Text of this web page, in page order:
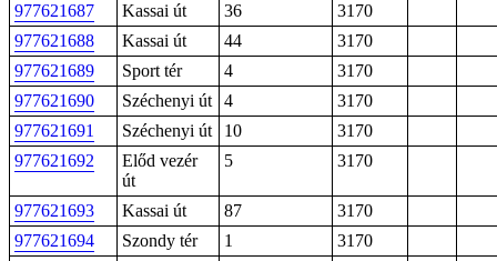
977621687
Kassai út 36
3170
977621688
Kassai út 44
3170
977621689
Sport tér 4
3170
977621690
Széchenyi út 4
3170
977621691
Széchenyi út 10
3170
977621692
Előd vezér
út
5 3170
977621693 Kassai út 87
3170
977621694
Szondy tér 1 3170